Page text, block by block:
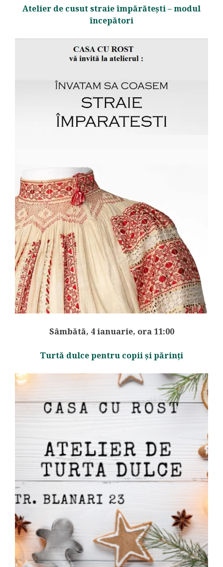
Atelier de cusut straie împărătești – modul
începători
Sâmbătă, 4 ianuarie, ora 11:00
Turtă dulce pentru copii și părinți